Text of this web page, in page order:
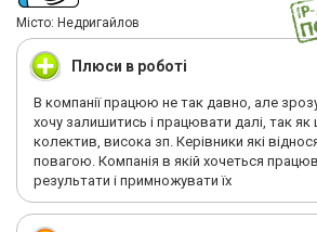
Мiсто: Недригайлов
Плюси в роботі
В компанії працюю не так давно, але
хочу залишитись і працювати далі, так
колектив, висока зп. Керівники які
повагою. Компанія в якій хочеться
результати і примножувати їх